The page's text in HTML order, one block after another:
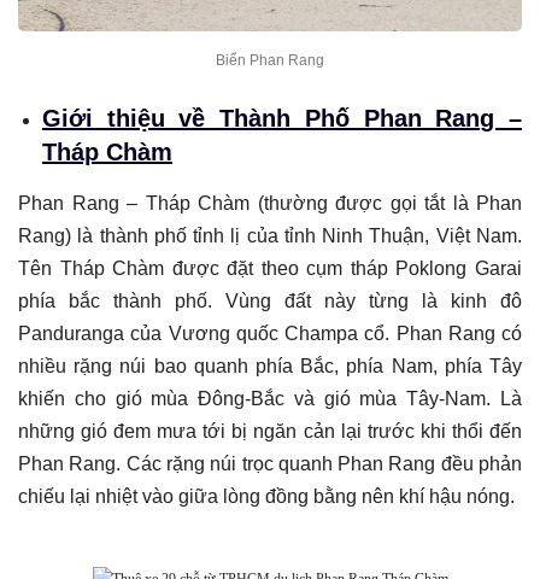
Biển Phan Rang
Giới thiệu về Thành Phố Phan Rang –
Tháp Chàm
Phan Rang – Tháp Chàm (thường được gọi tắt là Phan
Rang) là thành phố tỉnh lị của tỉnh Ninh Thuận, Việt Nam.
Tên Tháp Chàm được đặt theo cụm tháp Poklong Garai
phía bắc thành phố. Vùng đất này từng là kinh đô
Panduranga của Vương quốc Champa cổ. Phan Rang có
nhiều rặng núi bao quanh phía Bắc, phía Nam, phía Tây
khiến cho gió mùa Đông-Bắc và gió mùa Tây-Nam. Là
những gió đem mưa tới bị ngăn cản lại trước khi thổi đến
Phan Rang. Các rặng núi trọc quanh Phan Rang đều phản
chiếu lại nhiệt vào giữa lòng đồng bằng nên khí hậu nóng.